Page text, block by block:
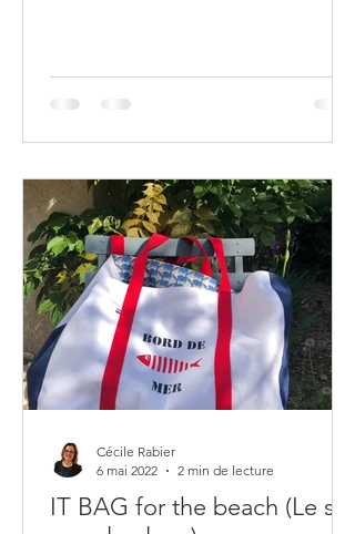
IT BAG for the beach (Le sac
Cécile Rabier
6 mai 2022
2 min de lecture